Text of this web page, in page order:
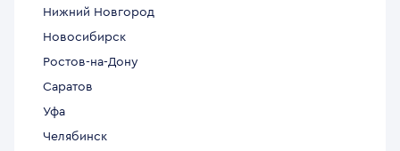
Нижний Новгород
Новосибирск
Ростов-на-Дону
Саратов
Уфа
Челябинск